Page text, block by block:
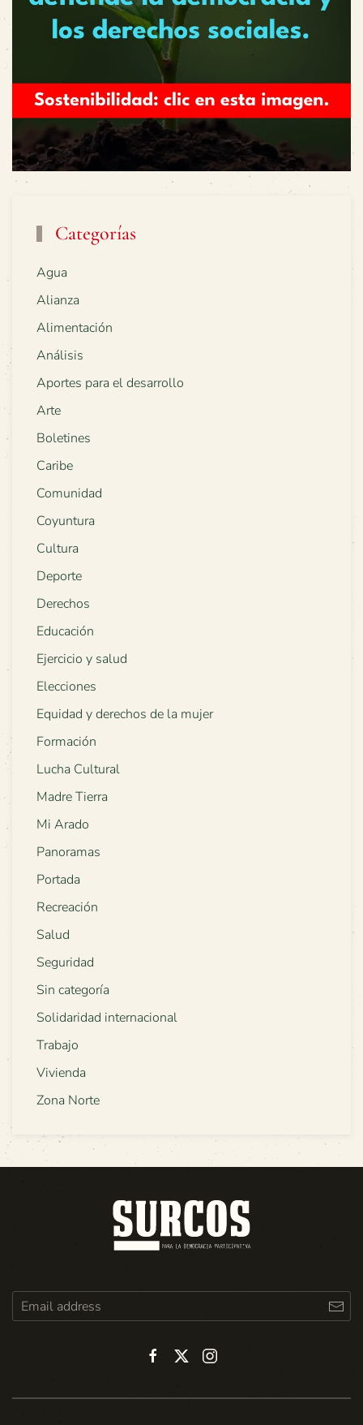
Categorías
Agua
Alianza
Alimentación
Análisis
Aportes para el desarrollo
Arte
Boletines
Caribe
Comunidad
Coyuntura
Cultura
Deporte
Derechos
Educación
Ejercicio y salud
Elecciones
Equidad y derechos de la mujer
Formación
Lucha Cultural
Madre Tierra
Mi Arado
Panoramas
Portada
Recreación
Salud
Seguridad
Sin categoría
Solidaridad internacional
Trabajo
Vivienda
Zona Norte